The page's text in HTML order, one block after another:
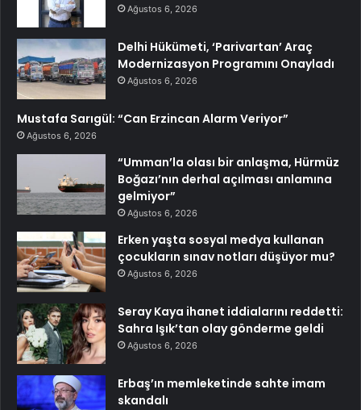
Ağustos 6, 2026
Delhi Hükümeti, ‘Parivartan’ Araç
Modernizasyon Programını Onayladı
Ağustos 6, 2026
Mustafa Sarıgül: “Can Erzincan Alarm Veriyor”
Ağustos 6, 2026
“Umman’la olası bir anlaşma, Hürmüz
Boğazı’nın derhal açılması anlamına
gelmiyor”
Ağustos 6, 2026
Erken yaşta sosyal medya kullanan
çocukların sınav notları düşüyor mu?
Ağustos 6, 2026
Seray Kaya ihanet iddialarını reddetti:
Sahra Işık’tan olay gönderme geldi
Ağustos 6, 2026
Erbaş’ın memleketinde sahte imam
skandalı